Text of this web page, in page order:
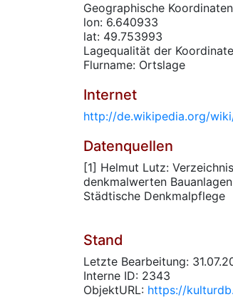
Geographische
lon: 6.640933
lat: 49.753993
Lagequalität der
Flurname: Ortslage
Internet
http://de.wikipedia.org/
Datenquellen
[1] Helmut Lutz:
denkmalwerten
Städtische Denkmalpflege
Stand
Letzte Bearbeitung:
Interne ID: 2343
ObjektURL: https://